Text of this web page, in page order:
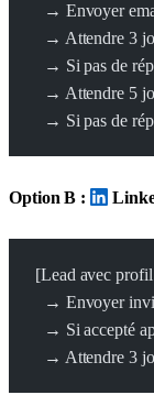
→ Envoyer
→ Attendre 3
→ Si pas de
→ Attendre 5
→ Si pas de
Option B :
[Lead avec
→ Envoyer
→ Si accepté
→ Attendre 3